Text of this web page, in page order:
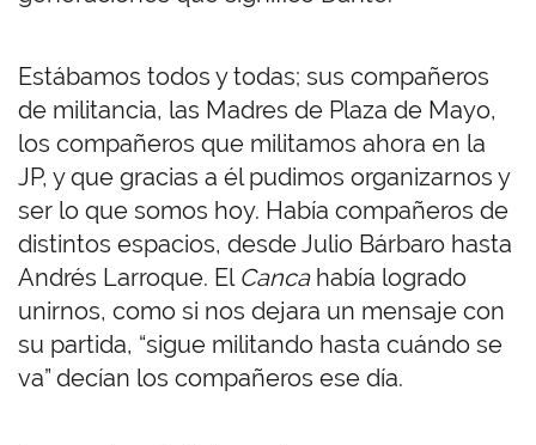
Estábamos todos y todas; sus compañeros
de militancia, las Madres de Plaza de Mayo,
los compañeros que militamos ahora en la
JP, y que gracias a él pudimos organizarnos y
ser lo que somos hoy. Había compañeros de
distintos espacios, desde Julio Bárbaro hasta
Andrés Larroque. El Canca había logrado
unirnos, como si nos dejara un mensaje con
su partida, “sigue militando hasta cuándo se
va” decían los compañeros ese día.